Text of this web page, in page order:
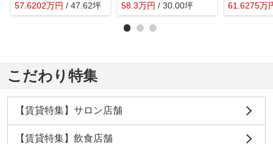
57.6202万円 / 47.62坪
58.3万円 / 30.00坪 61.6275万
こだわり特集
【賃貸特集】サロン店舗
【賃貸特集】飲食店舗